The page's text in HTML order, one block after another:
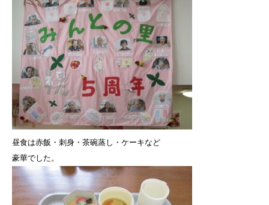
昼食は赤飯・刺身・茶碗蒸し・ケーキなど
豪華でした。